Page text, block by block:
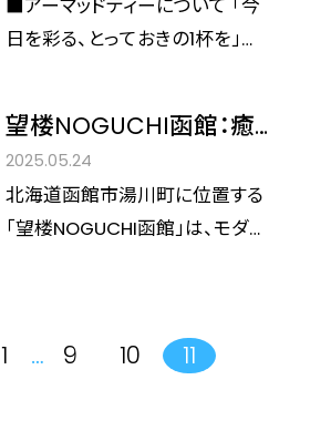
しました。
の伝統を受け継ぎつつ、横浜なら
ではの個性を纏った「マカダミア
ーバー」です。この限定品の魅力、
そしてホテルの哲学について、マ
ーケティングコミュニケーション
の旭岡 志乃様にお話を伺いまし
■アーマッドティーについて 「今
日を彩る、とっておきの1杯を」を
ブランド「アーマッドティー」。「高
品質な紅茶を手軽に飲んでほし
い」という創業者の想いから、「高
品質・良心価格」という基本理念
望楼NOGUCHI函館：癒
しと非日常が融合するラ
グジュアリーな温泉宿
2025.05.24
北海道函館市湯川町に位置する
「望楼NOGUCHI函館」は、モダン
をリフレッシュする特別なひとと
1 … 9 10 11